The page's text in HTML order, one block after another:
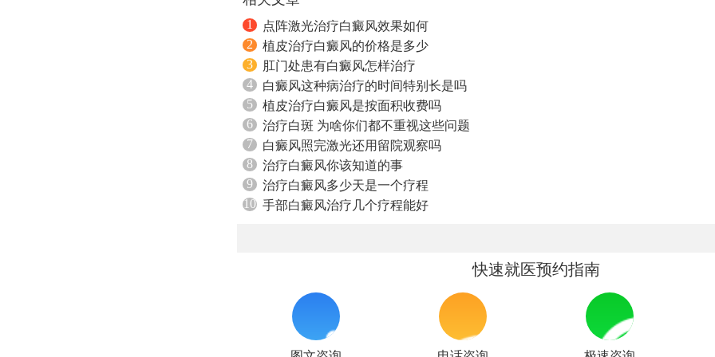
1
点阵激光治疗白癜风效果如何
2
植皮治疗白癜风的价格是多少
3
肛门处患有白癜风怎样治疗
4
白癜风这种病治疗的时间特别长是吗
5
植皮治疗白癜风是按面积收费吗
6
治疗白斑 为啥你们都不重视这些问题
7
白癜风照完激光还用留院观察吗
8
治疗白癜风你该知道的事
9
治疗白癜风多少天是一个疗程
10 手部白癜风治疗几个疗程能好
快速就医预约指南